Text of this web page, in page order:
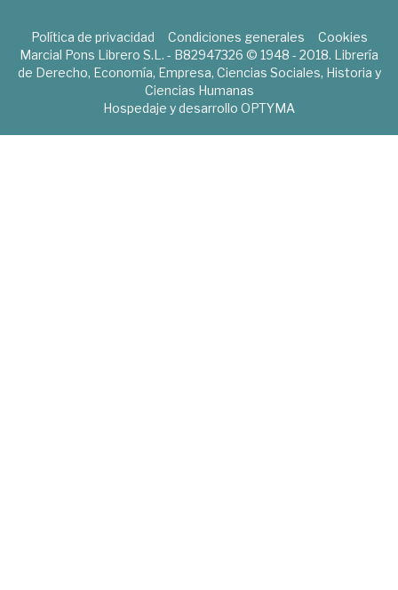
Política de privacidad Condiciones generales
Cookies
Marcial Pons Librero S.L. - B82947326 © 1948 - 2018. Librería
de Derecho, Economía, Empresa, Ciencias Sociales, Historia y
Ciencias Humanas
Hospedaje y desarrollo OPTYMA